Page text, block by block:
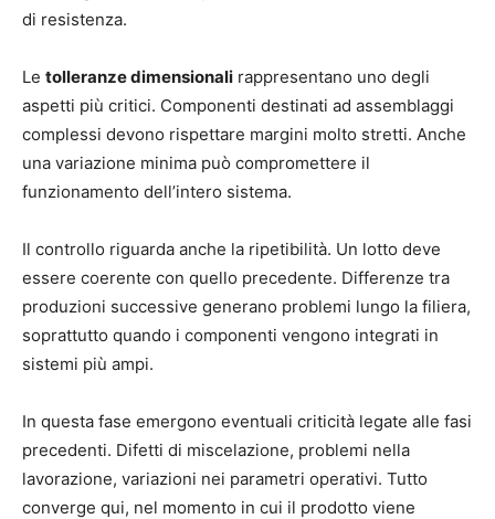
di resistenza.
Le tolleranze dimensionali rappresentano uno degli
aspetti più critici. Componenti destinati ad assemblaggi
complessi devono rispettare margini molto stretti. Anche
una variazione minima può compromettere il
funzionamento dell’intero sistema.
Il controllo riguarda anche la ripetibilità. Un lotto deve
essere coerente con quello precedente. Differenze tra
produzioni successive generano problemi lungo la filiera,
soprattutto quando i componenti vengono integrati in
sistemi più ampi.
In questa fase emergono eventuali criticità legate alle fasi
precedenti. Difetti di miscelazione, problemi nella
lavorazione, variazioni nei parametri operativi. Tutto
converge qui, nel momento in cui il prodotto viene